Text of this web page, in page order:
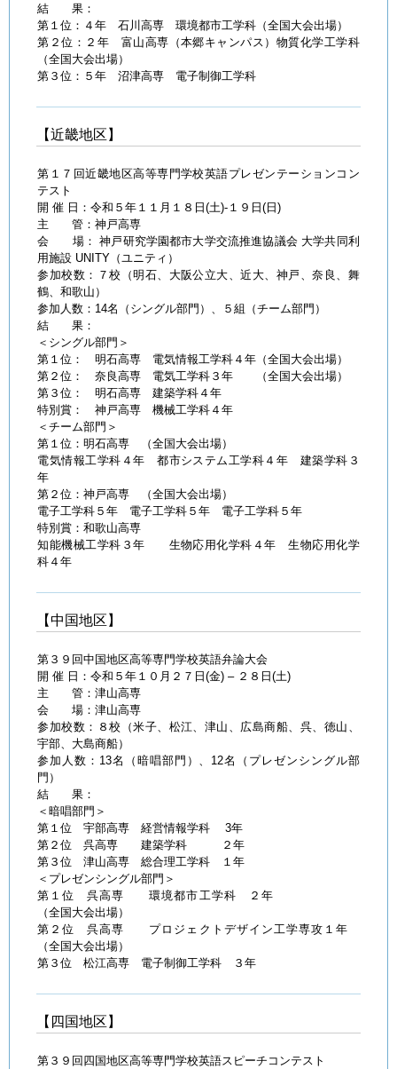
結 果：
第１位：４年 石川高専 環境都市工学科（全国大会出場）
第２位：２年 富山高専（本郷キャンパス）物質化学工学科
（全国大会出場）
第３位：５年 沼津高専 電子制御工学科
【近畿地区】
第１７回近畿地区高等専門学校英語プレゼンテーションコン
テスト
開 催 日：令和５年１１月１８日(土)-１９日(日)
主 管：神戸高専
会 場： 神戸研究学園都市大学交流推進協議会 大学共同利
用施設 UNITY（ユニティ）
参加校数：７校（明石、大阪公立大、近大、神戸、奈良、舞
鶴、和歌山）
参加人数：14名（シングル部門）、５組（チーム部門）
結 果：
＜シングル部門＞
第１位： 明石高専 電気情報工学科４年（全国大会出場）
第２位： 奈良高専 電気工学科３年 （全国大会出場）
第３位： 明石高専 建築学科４年
特別賞： 神戸高専 機械工学科４年
＜チーム部門＞
第１位：明石高専 （全国大会出場）
電気情報工学科４年 都市システム工学科４年 建築学科３
年
第２位：神戸高専 （全国大会出場）
電子工学科５年 電子工学科５年 電子工学科５年
特別賞：和歌山高専
知能機械工学科３年 生物応用化学科４年 生物応用化学
科４年
【中国地区】
第３９回中国地区高等専門学校英語弁論大会
開 催 日：令和５年１０月２７日(金) – ２８日(土)
主 管：津山高専
会 場：津山高専
参加校数：８校（米子、松江、津山、広島商船、呉、徳山、
宇部、大島商船）
参加人数：13名（暗唱部門）、12名（プレゼンシングル部
門）
結 果：
＜暗唱部門＞
第１位 宇部高専 経営情報学科 3年
第２位 呉高専 建築学科 ２年
第３位 津山高専 総合理工学科 １年
＜プレゼンシングル部門＞
第１位 呉高専 環境都市工学科 ２年
（全国大会出場）
第２位 呉高専 プロジェクトデザイン工学専攻１年
（全国大会出場）
第３位 松江高専 電子制御工学科 ３年
【四国地区】
第３９回四国地区高等専門学校英語スピーチコンテスト